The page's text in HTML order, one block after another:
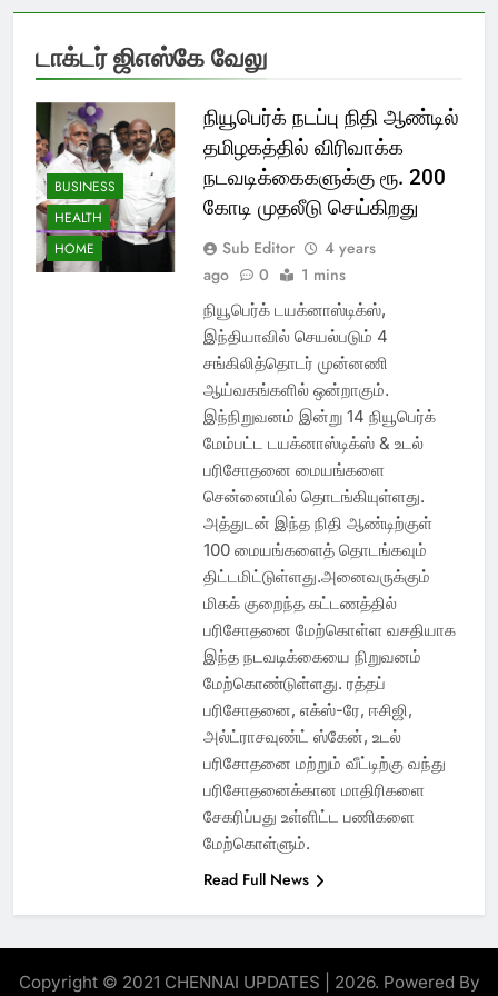
டாக்டர் ஜிஎஸ்கே வேலு
BUSINESS
HEALTH
HOME
நியூபெர்க் நடப்பு நிதி ஆண்டில்
தமிழகத்தில் விரிவாக்க
நடவடிக்கைகளுக்கு ரூ. 200
கோடி முதலீடு செய்கிறது
Sub Editor
4 years
ago
0 1 mins
நியூபெர்க் டயக்னாஸ்டிக்ஸ்,
இந்தியாவில் செயல்படும் 4
சங்கிலித்தொடர் முன்னணி
ஆய்வகங்களில் ஒன்றாகும்.
இந்நிறுவனம் இன்று 14 நியூபெர்க்
மேம்பட்ட டயக்னாஸ்டிக்ஸ் & உடல்
பரிசோதனை மையங்களை
சென்னையில் தொடங்கியுள்ளது.
அத்துடன் இந்த நிதி ஆண்டிற்குள்
100 மையங்களைத் தொடங்கவும்
திட்டமிட்டுள்ளது.அனைவருக்கும்
மிகக் குறைந்த கட்டணத்தில்
பரிசோதனை மேற்கொள்ள வசதியாக
இந்த நடவடிக்கையை நிறுவனம்
மேற்கொண்டுள்ளது. ரத்தப்
பரிசோதனை, எக்ஸ்-ரே, ஈசிஜி,
அல்ட்ராசவுண்ட் ஸ்கேன், உடல்
பரிசோதனை மற்றும் வீட்டிற்கு வந்து
பரிசோதனைக்கான மாதிரிகளை
சேகரிப்பது உள்ளிட்ட பணிகளை
மேற்கொள்ளும்.
Read Full News
Copyright © 2021 CHENNAI UPDATES | 2026. Powered By